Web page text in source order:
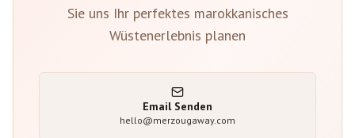
Sie uns Ihr perfektes marokkanisches
Wüstenerlebnis planen
Email Senden
hello@merzougaway.com